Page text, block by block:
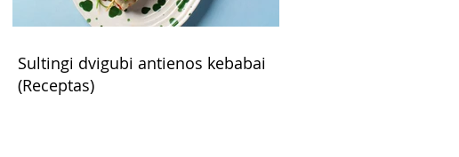
Sultingi dvigubi antienos kebabai
(Receptas)